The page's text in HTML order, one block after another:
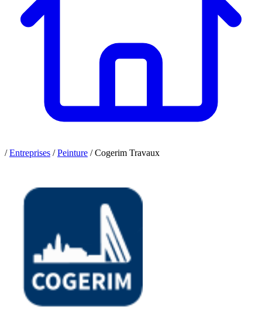
/ Entreprises / Peinture /Cogerim Travaux